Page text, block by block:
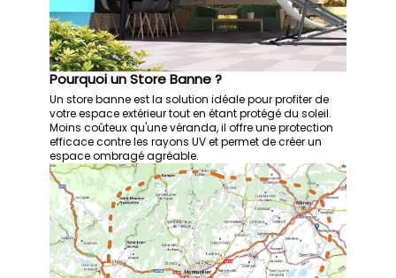
Pourquoi un Store Banne ?
Un store banne est la solution idéale pour profiter de
votre espace extérieur tout en étant protégé du soleil.
Moins coûteux qu'une véranda, il offre une protection
efficace contre les rayons UV et permet de créer un
espace ombragé agréable.